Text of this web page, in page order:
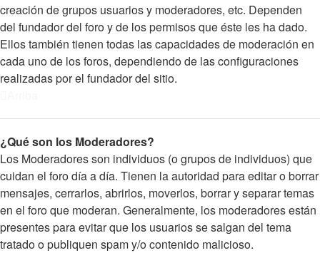
creación de grupos usuarios y moderadores, etc. Dependen
del fundador del foro y de los permisos que éste les ha dado.
Ellos también tienen todas las capacidades de moderación en
cada uno de los foros, dependiendo de las configuraciones
realizadas por el fundador del sitio.
¿Qué son los Moderadores?
Los Moderadores son individuos (o grupos de individuos) que
cuidan el foro día a día. Tienen la autoridad para editar o borrar
mensajes, cerrarlos, abrirlos, moverlos, borrar y separar temas
en el foro que moderan. Generalmente, los moderadores están
presentes para evitar que los usuarios se salgan del tema
tratado o publiquen spam y/o contenido malicioso.